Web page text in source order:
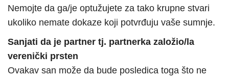
Nemojte da ga/je optužujete za tako krupne stvari
ukoliko nemate dokaze koji potvrđuju vaše sumnje.
Sanjati da je partner tj. partnerka založio/la
verenički prsten
Ovakav san može da bude posledica toga što ne